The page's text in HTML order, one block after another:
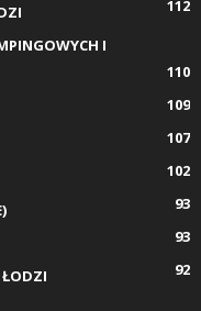
112
I
110
109
107
102
93
93
ŁODZI
92